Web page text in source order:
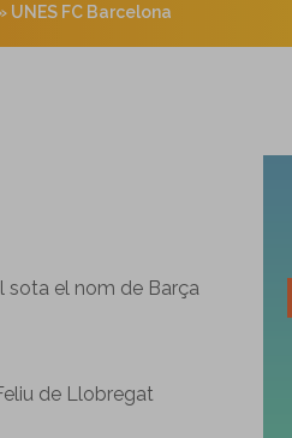
UNES FC Barcelona
sota el nom de Barça
de Llobregat